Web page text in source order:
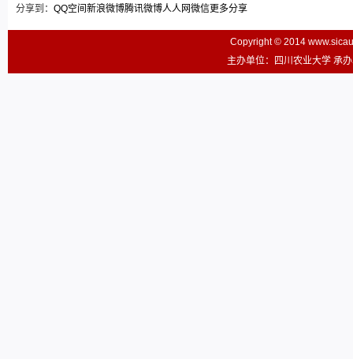
分享到： QQ空间 新浪微博腾讯微博人人网微信更多分享
Copyright © 2014
主办单位：四川农业大学 承